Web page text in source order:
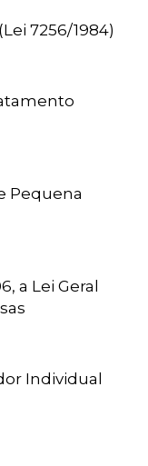
7256/1984)
Pequena
a Lei Geral
Individual